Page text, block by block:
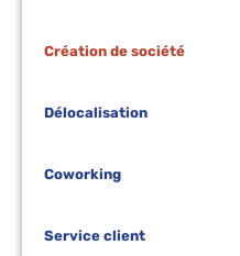
Création de société
Délocalisation
Coworking
Service client